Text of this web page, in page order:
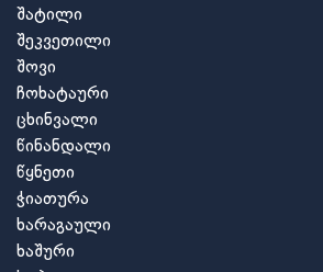
შატილი
შეკვეთილი
შოვი
ჩოხატაური
ცხინვალი
წინანდალი
წყნეთი
ჭიათურა
ხარაგაული
ხაშური